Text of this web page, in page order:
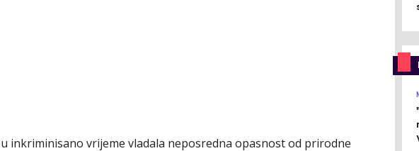
inkriminisano vrijeme vladala neposredna opasnost od prirodne